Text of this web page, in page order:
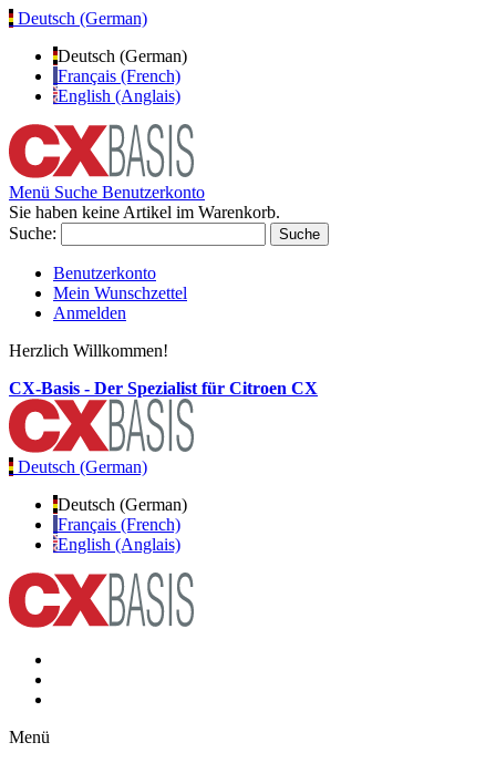
Deutsch (German)
Deutsch (German)
Français (French)
English (Anglais)
Menü Suche Benutzerkonto
Sie haben keine Artikel im Warenkorb.
Suche:
Suche
Benutzerkonto
Mein Wunschzettel
Anmelden
Herzlich Willkommen!
CX-Basis - Der Spezialist für Citroen CX
Deutsch (German)
Deutsch (German)
Français (French)
English (Anglais)
Menü